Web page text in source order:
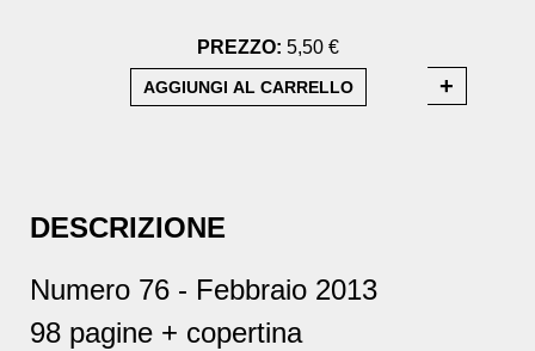
PREZZO: 5,50 €
DESCRIZIONE
Numero 76 - Febbraio 2013
98 pagine + copertina